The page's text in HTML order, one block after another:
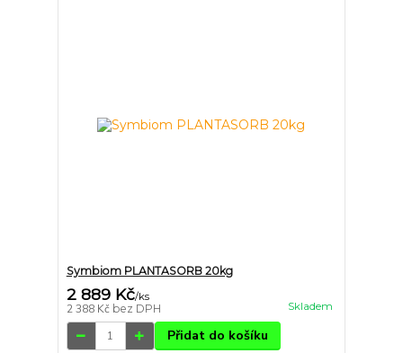
Symbiom PLANTASORB 20kg
2 889 Kč/ks
2 388 Kč bez DPH Skladem
Přidat do košíku